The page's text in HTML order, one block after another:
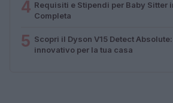
4 Requisiti e Stipendi per Baby Sitter
Completa
5 Scopri il Dyson V15 Detect
innovativo per la tua casa